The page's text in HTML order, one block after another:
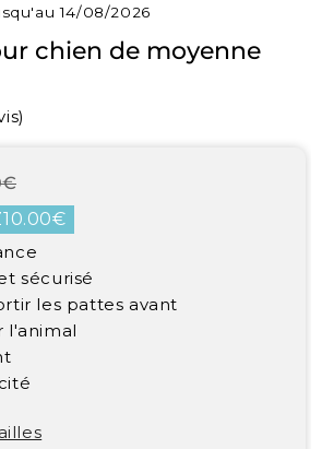
14/08/2026
chien de moyenne
)
régulier
réduit
10.00€
sécurisé
les pattes avant
l'animal